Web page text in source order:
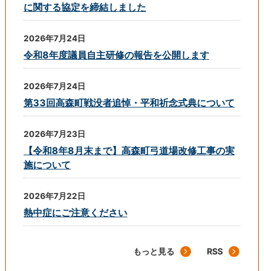
に関する協定を締結しました
2026年7月24日
令和8年度議員自主研修の報告を公開します
2026年7月24日
第33回高森町戦没者追悼・平和祈念式典について
2026年7月23日
【令和8年8月末まで】高森町弓道場改修工事の実
施について
2026年7月22日
熱中症にご注意ください
もっと見る RSS